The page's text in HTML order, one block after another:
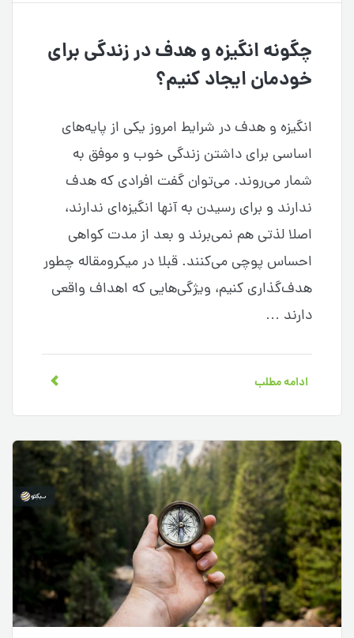
چگونه انگیزه و هدف در زندگی برای
خودمان ایجاد کنیم؟
انگیزه و هدف در شرایط امروز یکی از پایه‌های
اساسی برای داشتن زندگی خوب و موفق به
شمار می‌روند. می‌توان گفت افرادی که هدف
ندارند و برای رسیدن به آنها انگیزه‌ای ندارند،
اصلا لذتی هم نمی‌برند و بعد از مدت کواهی
احساس پوچی می‌کنند. قبلا در میکرومقاله چطور
هدف‌گذاری کنیم، ویژگی‌هایی که اهداف واقعی
دارند …
ادامه مطلب